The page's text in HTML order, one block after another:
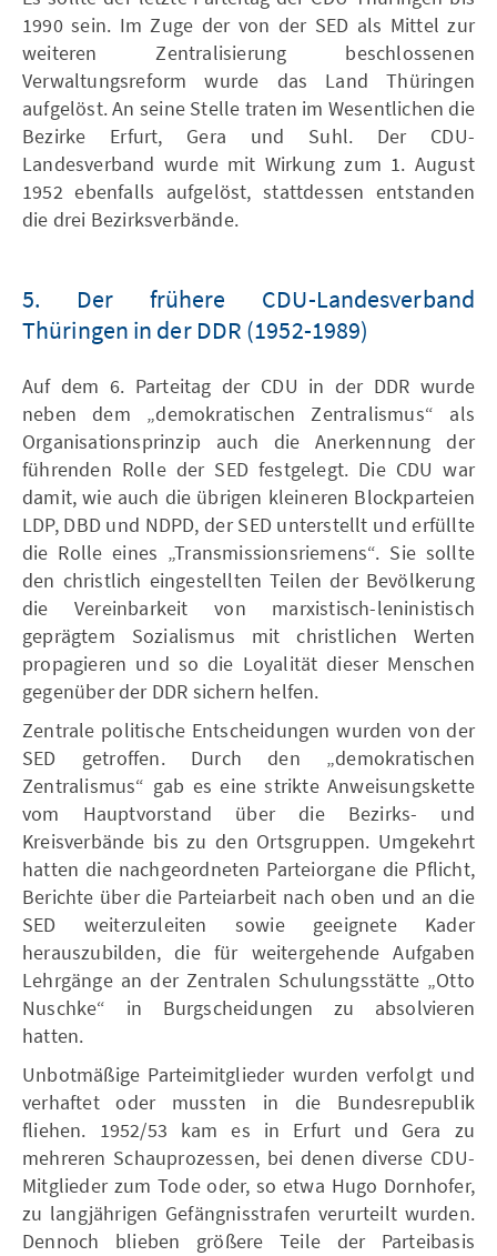
1990 sein. Im Zuge der von der SED als Mittel zur
weiteren Zentralisierung beschlossenen
Verwaltungsreform wurde das Land Thüringen
aufgelöst. An seine Stelle traten im Wesentlichen die
Bezirke Erfurt, Gera und Suhl. Der CDU-
Landesverband wurde mit Wirkung zum 1. August
1952 ebenfalls aufgelöst, stattdessen entstanden
die drei Bezirksverbände.
5. Der frühere CDU-Landesverband
Thüringen in der DDR (1952-1989)
Auf dem 6. Parteitag der CDU in der DDR wurde
neben dem „demokratischen Zentralismus“ als
Organisationsprinzip auch die Anerkennung der
führenden Rolle der SED festgelegt. Die CDU war
damit, wie auch die übrigen kleineren Blockparteien
LDP, DBD und NDPD, der SED unterstellt und erfüllte
die Rolle eines „Transmissionsriemens“. Sie sollte
den christlich eingestellten Teilen der Bevölkerung
die Vereinbarkeit von marxistisch-leninistisch
geprägtem Sozialismus mit christlichen Werten
propagieren und so die Loyalität dieser Menschen
gegenüber der DDR sichern helfen.
Zentrale politische Entscheidungen wurden von der
SED getroffen. Durch den „demokratischen
Zentralismus“ gab es eine strikte Anweisungskette
vom Hauptvorstand über die Bezirks- und
Kreisverbände bis zu den Ortsgruppen. Umgekehrt
hatten die nachgeordneten Parteiorgane die Pflicht,
Berichte über die Parteiarbeit nach oben und an die
SED weiterzuleiten sowie geeignete Kader
herauszubilden, die für weitergehende Aufgaben
Lehrgänge an der Zentralen Schulungsstätte „Otto
Nuschke“ in Burgscheidungen zu absolvieren
hatten.
Unbotmäßige Parteimitglieder wurden verfolgt und
verhaftet oder mussten in die Bundesrepublik
fliehen. 1952/53 kam es in Erfurt und Gera zu
mehreren Schauprozessen, bei denen diverse CDU-
Mitglieder zum Tode oder, so etwa Hugo Dornhofer,
zu langjährigen Gefängnisstrafen verurteilt wurden.
Dennoch blieben größere Teile der Parteibasis